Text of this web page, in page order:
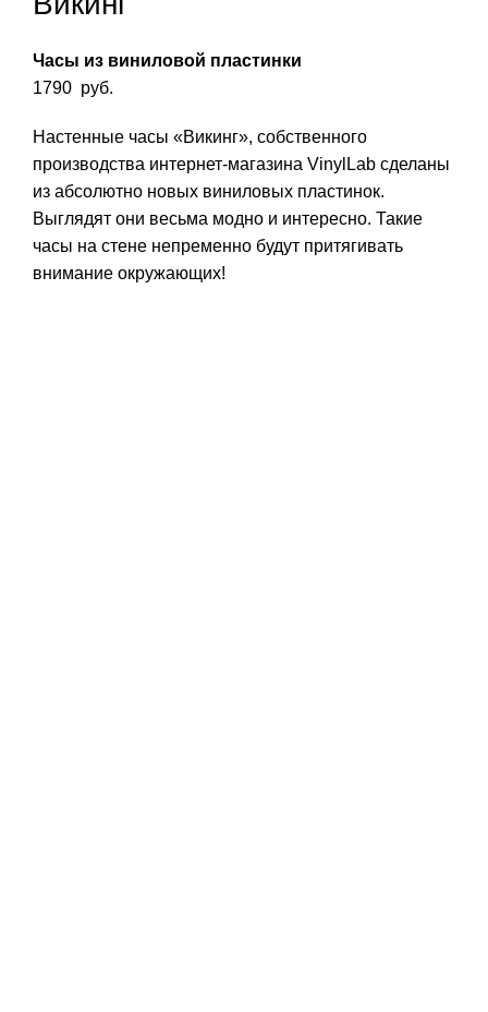
Часы из виниловой пластинки
1790 руб.
Настенные часы «Викинг», собственного
производства интернет-магазина VinylLab сделаны
из абсолютно новых виниловых пластинок.
Выглядят они весьма модно и интересно. Такие
часы на стене непременно будут притягивать
внимание окружающих!